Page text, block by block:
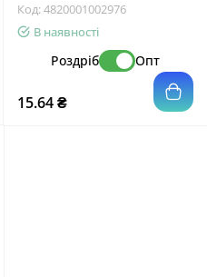
Код:4820001002976
В наявності
Роздріб Опт
15.64 ₴